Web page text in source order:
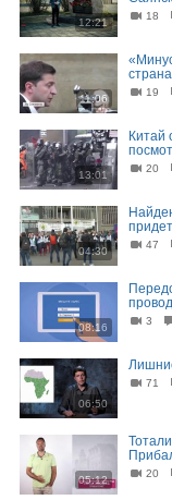
12:21
18
11:06
19
13:01
Китай
20
04:30
47
08:16
3
06:50
71
05:12
20